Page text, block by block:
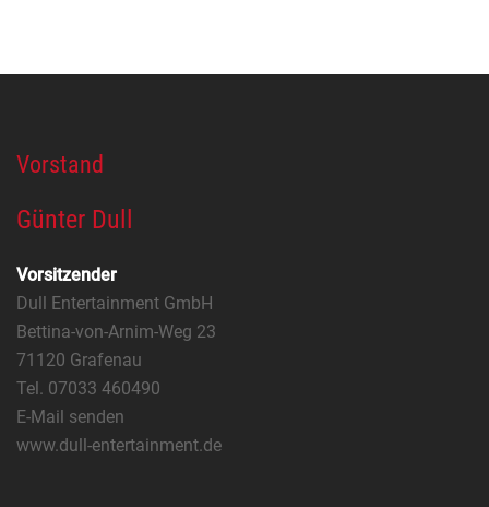
Vorstand
Günter Dull
Vorsitzender
Dull Entertainment GmbH
Bettina-von-Arnim-Weg 23
71120 Grafenau
Tel. 07033 460490
E-Mail senden
www.dull-entertainment.de